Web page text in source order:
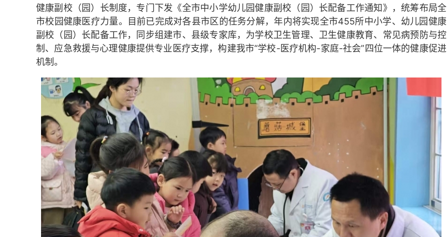
健康副校（园）长制度，专门下发《全市中小学幼儿园健康副校（园）长配备工作通知》，统筹布局全
市校园健康医疗力量。目前已完成对各县市区的任务分解，年内将实现全市455所中小学、幼儿园健康
副校（园）长配备工作，同步组建市、县级专家库，为学校卫生管理、卫生健康教育、常见病预防与控
制、应急救援与心理健康提供专业医疗支撑，构建我市“学校-医疗机构-家庭-社会”四位一体的健康促进
机制。